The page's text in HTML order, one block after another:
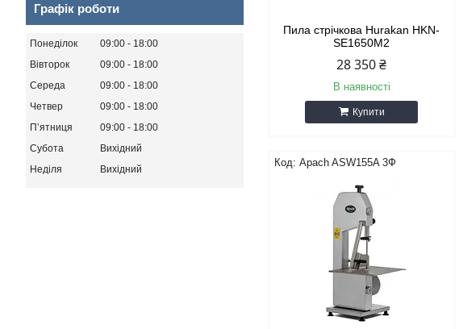
Пила стрічкова Hurakan HKN-
SE1650M2
28 350 ₴
В наявності
Купити
Apach ASW155A 3Ф
Графік роботи
Понеділок 09:00
18:00
Вівторок
09:00
18:00
Середа
09:00
18:00
Четвер
09:00
18:00
Пʼятниця
09:00
18:00
Субота
Вихідний
Неділя
Вихідний